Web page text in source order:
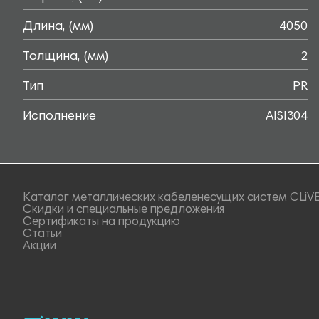
Длина, (мм) 4050
Толщина, (мм) 2
Тип PR
Исполнение AISI304
Каталог металлических кабеленесущих систем
Скидки и специальные предложения
Сертификаты на продукцию
Статьи
Акции